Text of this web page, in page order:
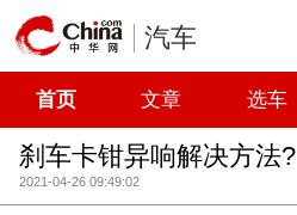
汽车
首页 文章 选车
刹车卡钳异响解决方法?
2021-04-26 09:49:02